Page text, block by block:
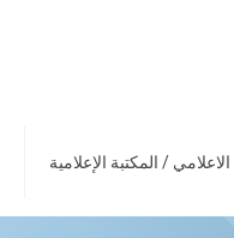
/ المكتبة الإعلامية